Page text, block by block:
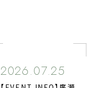
2026.07.25